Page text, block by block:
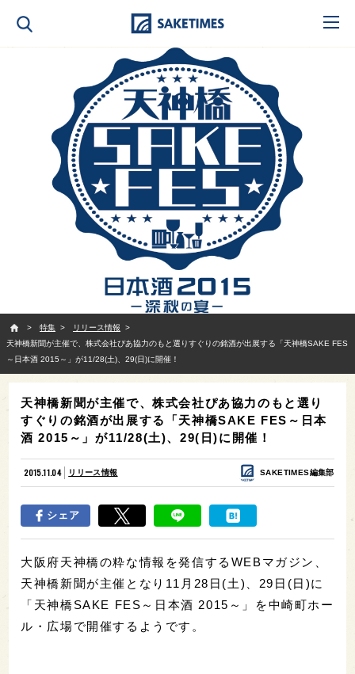
特集
リリース情報
天神橋新聞が主催で、株式会社ぴあ協力のもと選りすぐりの銘酒が出展する「天神橋SAKE FES
～日本酒 2015～」が11/28(土)、29(日)に開催！
天神橋新聞が主催で、株式会社ぴあ協力のもと選り
すぐりの銘酒が出展する「天神橋SAKE FES～日本
酒 2015～」が11/28(土)、29(日)に開催！
2015.11.04 リリース情報 SAKETIMES編集部
シェア
大阪府天神橋の粋な情報を発信するWEBマガジン、
天神橋新聞が主催となり11月28日(土)、29日(日)に
「天神橋SAKE FES～日本酒 2015～」を中崎町ホー
ル・広場で開催するようです。